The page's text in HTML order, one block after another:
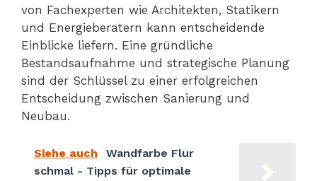
von Fachexperten wie Architekten, Statikern
und Energieberatern kann entscheidende
Einblicke liefern. Eine gründliche
Bestandsaufnahme und strategische Planung
sind der Schlüssel zu einer erfolgreichen
Entscheidung zwischen Sanierung und
Neubau.
Siehe auch
Wandfarbe Flur
schmal - Tipps für optimale